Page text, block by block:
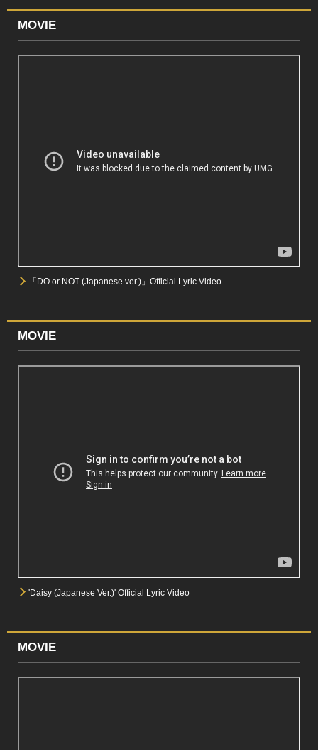
MOVIE
「DO or NOT (Japanese ver.)」Official Lyric Video
MOVIE
'Daisy (Japanese Ver.)' Official Lyric Video
MOVIE